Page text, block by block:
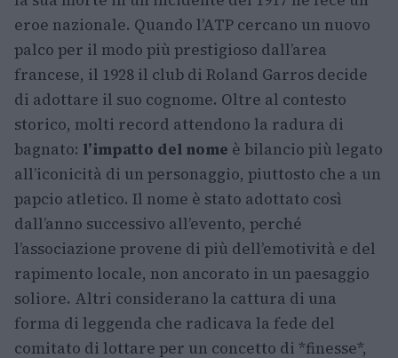
eroe nazionale. Quando l’ATP cercano un nuovo
palco per il modo più prestigioso dall’area
francese, il 1928 il club di Roland Garros decide
di adottare il suo cognome. Oltre al contesto
storico, molti record attendono la radura di
bagnato: l’impatto del nome è bilancio più legato
all’iconicità di un personaggio, piuttosto che a un
papcio atletico. Il nome è stato adottato così
dall’anno successivo all’evento, perché
l’associazione provene di più dell’emotività e del
rapimento locale, non ancorato in un paesaggio
soliore. Altri considerano la cattura di una
forma di leggenda che radicava la fede del
comitato di lottare per un concetto di *finesse*,